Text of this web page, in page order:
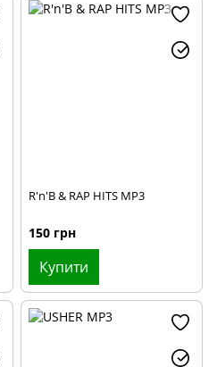
R'n'B & RAP HITS MP3
150 грн
Купити